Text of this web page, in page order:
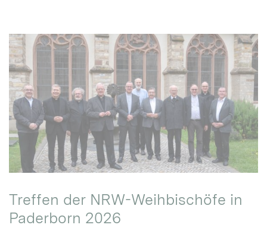
Treffen der NRW-Weihbischöfe in
Paderborn 2026